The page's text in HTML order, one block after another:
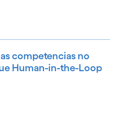
competencias no
Human-in-the-Loop